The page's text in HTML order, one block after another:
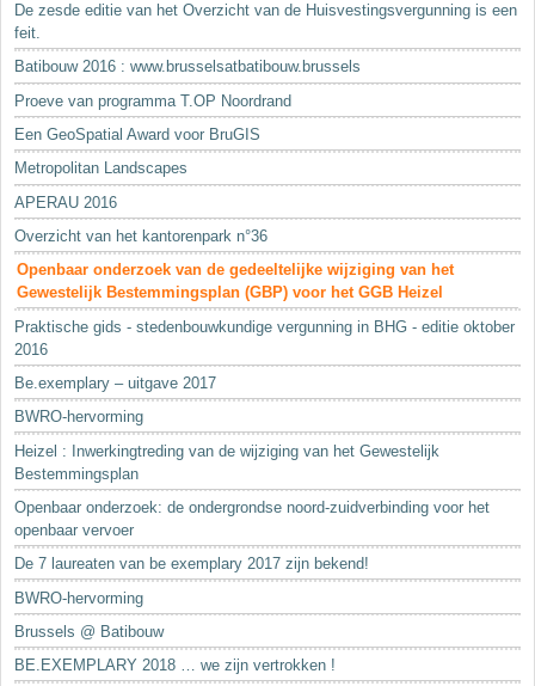
De zesde editie van het Overzicht van de Huisvestingsvergunning is een
feit.
Batibouw 2016 : www.brusselsatbatibouw.brussels
Proeve van programma T.OP Noordrand
Een GeoSpatial Award voor BruGIS
Metropolitan Landscapes
APERAU 2016
Overzicht van het kantorenpark n°36
Openbaar onderzoek van de gedeeltelijke wijziging van het
Gewestelijk Bestemmingsplan (GBP) voor het GGB Heizel
Praktische gids - stedenbouwkundige vergunning in BHG - editie oktober
2016
Be.exemplary – uitgave 2017
BWRO-hervorming
Heizel : Inwerkingtreding van de wijziging van het Gewestelijk
Bestemmingsplan
Openbaar onderzoek: de ondergrondse noord-zuidverbinding voor het
openbaar vervoer
De 7 laureaten van be exemplary 2017 zijn bekend!
BWRO-hervorming
Brussels @ Batibouw
BE.EXEMPLARY 2018 … we zijn vertrokken !